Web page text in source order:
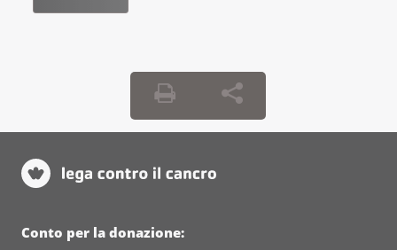
Conto per la donazione: